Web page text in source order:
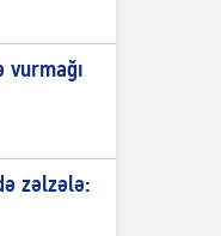
vurmağı
zəlzələ: